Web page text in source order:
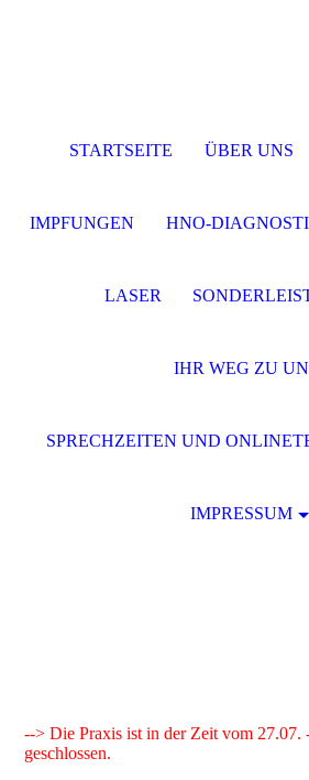
--> Die Praxis ist in der Zeit vom 27.07.
geschlossen.
STARTSEITE ÜBER UNS
IMPFUNGEN HNO-
LASER
IHR WEG ZU
SPRECHZEITEN UND
IMPRESSUM